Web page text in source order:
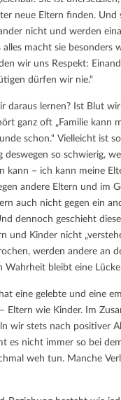
neue Eltern finden. Und
nicht und werden
alles macht sie besonders
wir uns Respekt:
dürfen wir nie.“
daraus lernen? Ist Blut
ganz oft „Familie kann
schon.“ Vielleicht ist
deswegen so schwierig,
kann – ich kann meine
andere Eltern und im
auch nicht gegen ein
dennoch geschieht
und Kinder nicht
werden andere an
Wahrheit bleibt eine
eine gelebte und eine
Eltern wie Kinder. Im
wir stets nach positiver
es nicht immer so bei
weh tun. Manche